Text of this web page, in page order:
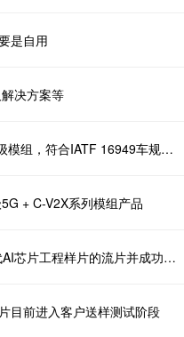
是自用
决方案等
美格智能(002881.SZ)：下一代5G+C-V2X车规级模组，符合IATF 16949车规级认证
+ C-V2X系列模组产品
澜起科技（688008.SH）：去年底已完成第一代AI芯片工程样片的流片并成功点亮，目前正进行内部测试和验证等相关工作
目前进入客户送样测试阶段